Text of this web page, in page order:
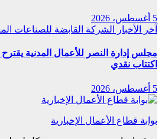
5 أغسطس، 2026
آخر الأخبار
الشركة القابضة للصناعات
مجلس إدارة النصر للأعمال المدنية
اكتتاب نقدي
5 أغسطس، 2026
بوابة قطاع الأعمال الإخبارية